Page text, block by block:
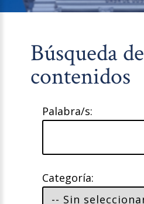
Búsqueda de
contenidos
Palabra/s:
Categoría: